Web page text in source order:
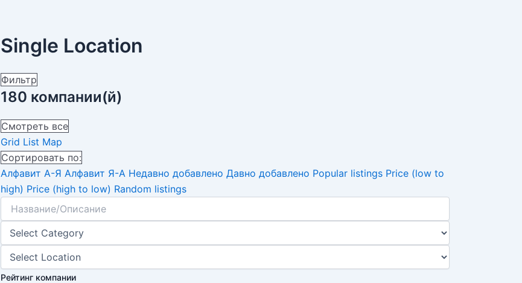
Single Location
Фильтр
180 компании(й)
Смотреть все
Grid List Map
Сортировать по:
Алфавит А-Я Алфавит Я-А Недавно добавлено Давно добавлено Popular listings Price (low to
high) Price (high to low) Random listings
Рейтинг компании